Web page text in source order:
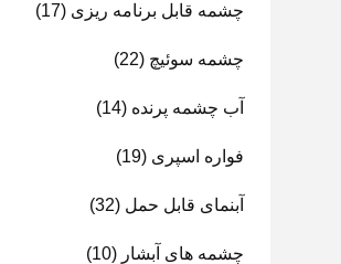
چشمه قابل برنامه ریزی (17)
چشمه سوئیچ (22)
آب چشمه پرنده (14)
فواره اسپری (19)
آبنمای قابل حمل (32)
چشمه های آبشار (10)